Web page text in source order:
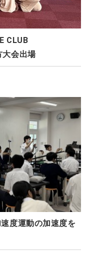
CLUB
大会出場
度運動の加速度を